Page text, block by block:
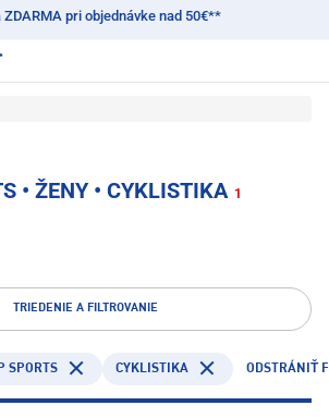
ZDARMA pri objednávke nad 50€**
• ŽENY • CYKLISTIKA 1
TRIEDENIE A FILTROVANIE
SPORTS CYKLISTIKA ODSTRÁNIŤ